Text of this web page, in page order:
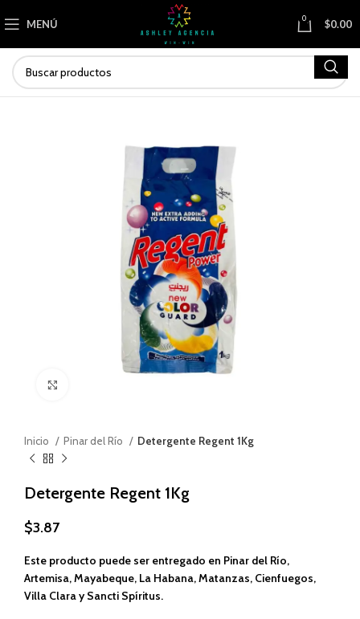
MENÚ 0 $0.00
Inicio Pinar del Río Detergente Regent 1Kg
Detergente Regent 1Kg
$3.87
Este producto puede ser entregado en Pinar del Río,
Artemisa, Mayabeque, La Habana, Matanzas, Cienfuegos,
Villa Clara y Sancti Spíritus.